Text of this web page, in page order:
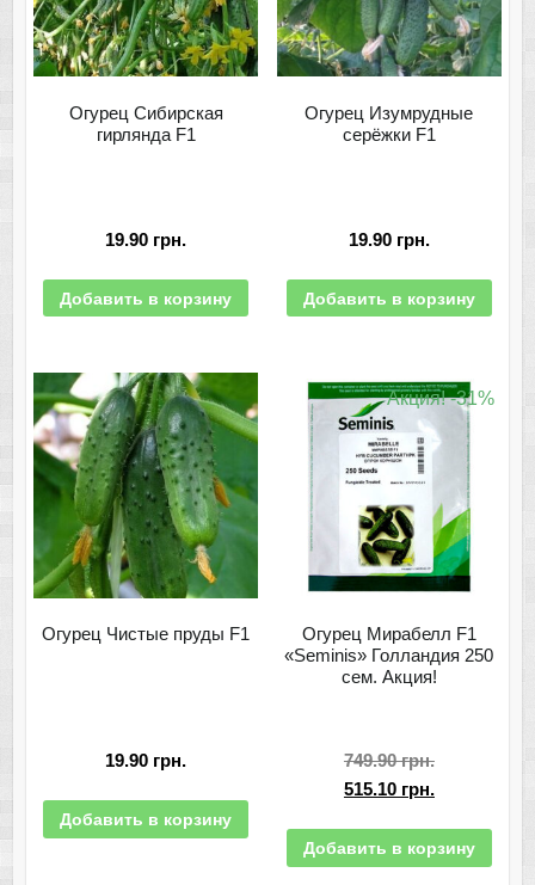
Огурец Сибирская
гирлянда F1
19.90 грн.
Добавить в корзину
Огурец Изумрудные
серёжки F1
19.90 грн.
Добавить в корзину
Огурец Чистые пруды F1
19.90 грн.
Добавить в корзину
Акция! -31%
Огурец Мирабелл F1
«Seminis» Голландия 250
сем. Акция!
749.90грн.
515.10 грн.
Добавить в корзину